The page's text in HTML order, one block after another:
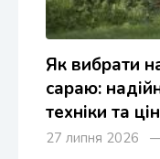
Як вибрати
сараю:
техніки та
27 липня 2026